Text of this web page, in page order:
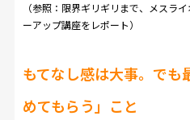
（参照： 限界ギリギリまで、メスラ
ーアップ講座をレポート）
もてなし感は大事。でも
めてもらう」こと